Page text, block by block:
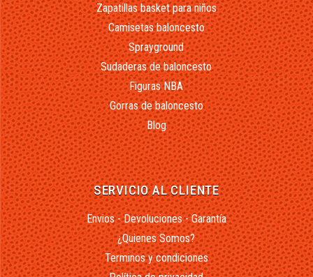
Zapatillas basket para niños
Camisetas baloncesto
Sprayground
Sudaderas de baloncesto
Figuras NBA
Gorras de baloncesto
Blog
SERVICIO AL CLIENTE
Envios - Devoluciones - Garantía
¿Quienes Somos?
Terminos y condiciones